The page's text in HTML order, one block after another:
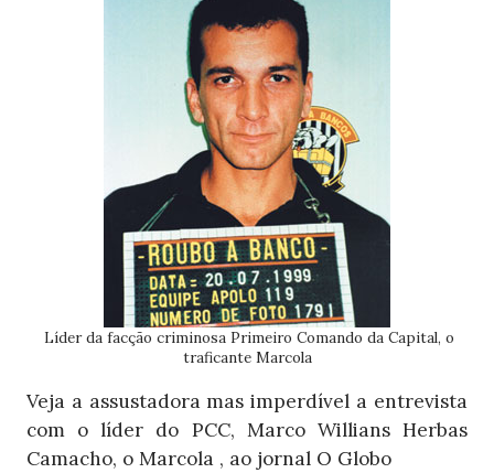
Líder da facção criminosa Primeiro Comando da Capital, o
traficante Marcola
Veja a assustadora mas imperdível a entrevista
com o líder do PCC, Marco Willians Herbas
Camacho, o Marcola , ao jornal O Globo